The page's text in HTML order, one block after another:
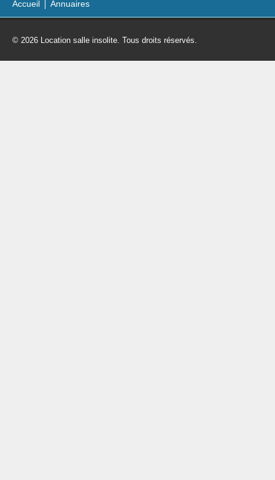
Accueil Annuaires
© 2026 Location salle insolite. Tous droits réservés.